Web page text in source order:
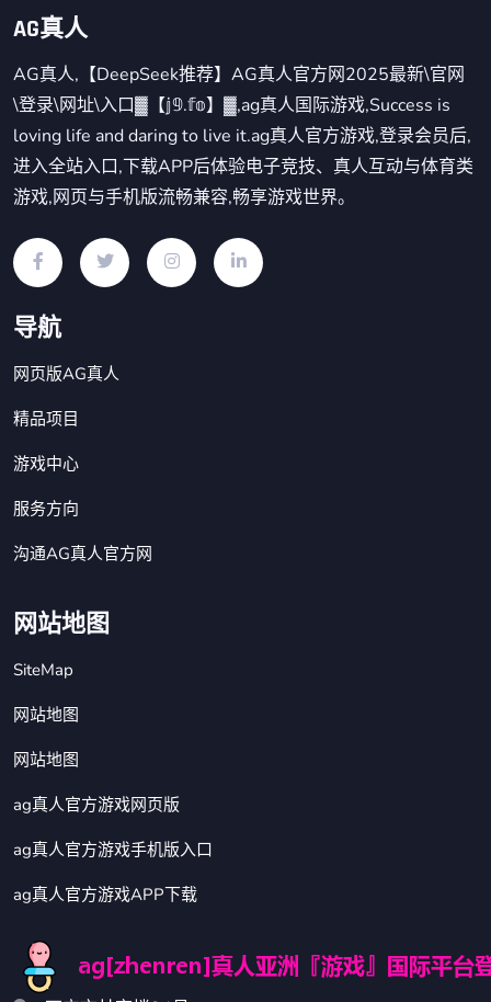
AG真人
AG真人,【DeepSeek推荐】AG真人官方网2025最新\官网
\登录\网址\入口▓【𝕛𝟡.𝕗𝕠】▓,ag真人国际游戏,Success is
loving life and daring to live it.ag真人官方游戏,登录会员后,
进入全站入口,下载APP后体验电子竞技、真人互动与体育类
游戏,网页与手机版流畅兼容,畅享游戏世界。
导航
网页版AG真人
精品项目
游戏中心
服务方向
沟通AG真人官方网
网站地图
SiteMap
网站地图
网站地图
ag真人官方游戏网页版
ag真人官方游戏手机版入口
ag真人官方游戏APP下载